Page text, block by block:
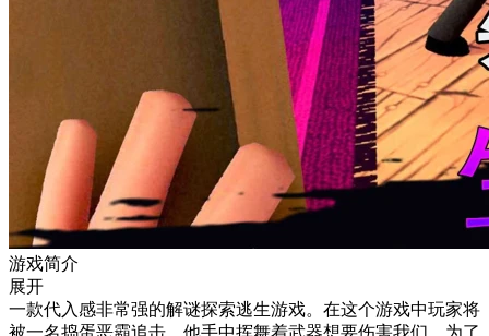
游戏简介
展开
一款代入感非常强的解谜探索逃生游戏。在这个游戏中玩家将
被一名捣蛋恶霸追击，他手中挥舞着武器想要伤害我们，为了